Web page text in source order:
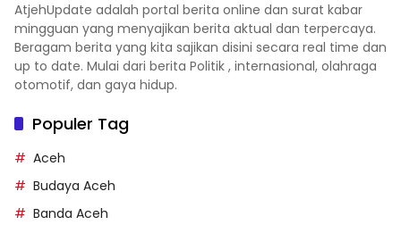
AtjehUpdate adalah portal berita online dan surat kabar
mingguan yang menyajikan berita aktual dan terpercaya.
Beragam berita yang kita sajikan disini secara real time dan
up to date. Mulai dari berita Politik , internasional, olahraga
otomotif, dan gaya hidup.
Populer Tag
Aceh
Budaya Aceh
Banda Aceh